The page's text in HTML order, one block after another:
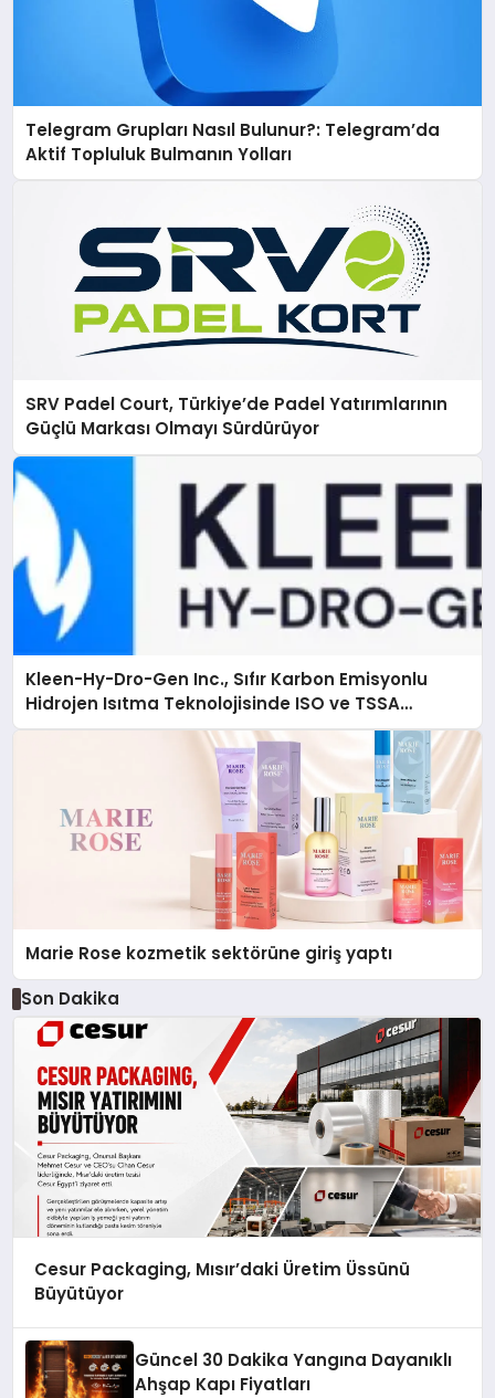
Telegram Grupları Nasıl Bulunur?: Telegram’da
Aktif Topluluk Bulmanın Yolları
SRV Padel Court, Türkiye’de Padel Yatırımlarının
Güçlü Markası Olmayı Sürdürüyor
Kleen-Hy-Dro-Gen Inc., Sıfır Karbon Emisyonlu
Hidrojen Isıtma Teknolojisinde ISO ve TSSA
Düzenleyici Onaylarını Aldı
Marie Rose kozmetik sektörüne giriş yaptı
Son Dakika
Cesur Packaging, Mısır’daki Üretim Üssünü
Büyütüyor
Güncel 30 Dakika Yangına Dayanıklı
Ahşap Kapı Fiyatları